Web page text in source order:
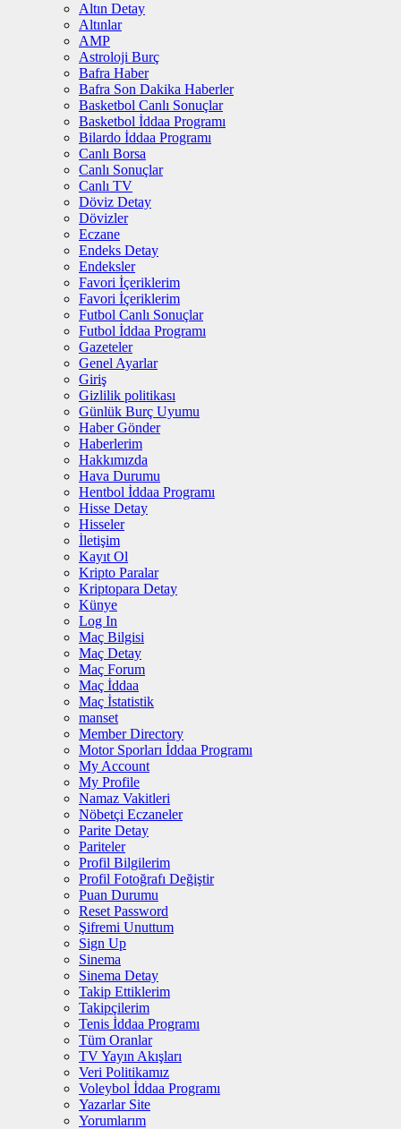
Altın Detay
Altınlar
AMP
Astroloji Burç
Bafra Haber
Bafra Son Dakika Haberler
Basketbol Canlı Sonuçlar
Basketbol İddaa Programı
Bilardo İddaa Programı
Canlı Borsa
Canlı Sonuçlar
Canlı TV
Döviz Detay
Dövizler
Eczane
Endeks Detay
Endeksler
Favori İçeriklerim
Favori İçeriklerim
Futbol Canlı Sonuçlar
Futbol İddaa Programı
Gazeteler
Genel Ayarlar
Giriş
Gizlilik politikası
Günlük Burç Uyumu
Haber Gönder
Haberlerim
Hakkımızda
Hava Durumu
Hentbol İddaa Programı
Hisse Detay
Hisseler
İletişim
Kayıt Ol
Kripto Paralar
Kriptopara Detay
Künye
Log In
Maç Bilgisi
Maç Detay
Maç Forum
Maç İddaa
Maç İstatistik
manset
Member Directory
Motor Sporları İddaa Programı
My Account
My Profile
Namaz Vakitleri
Nöbetçi Eczaneler
Parite Detay
Pariteler
Profil Bilgilerim
Profil Fotoğrafı Değiştir
Puan Durumu
Reset Password
Şifremi Unuttum
Sign Up
Sinema
Sinema Detay
Takip Ettiklerim
Takipçilerim
Tenis İddaa Programı
Tüm Oranlar
TV Yayın Akışları
Veri Politikamız
Voleybol İddaa Programı
Yazarlar Site
Yorumlarım